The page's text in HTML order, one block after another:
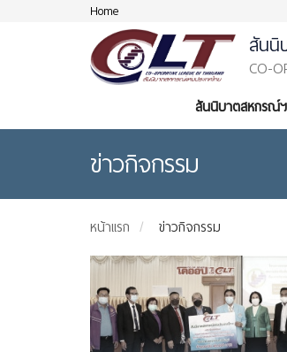
Home
สันนิ
CO-
สันนิบาตสหกรณ์ฯ
ข่าวกิจกรรม
หน้าแรก ข่าวกิจกรรม